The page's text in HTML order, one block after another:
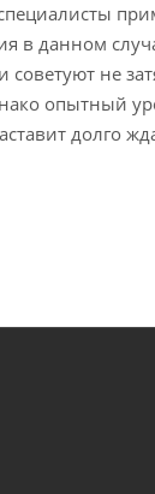
в данном
не
опытный
долго